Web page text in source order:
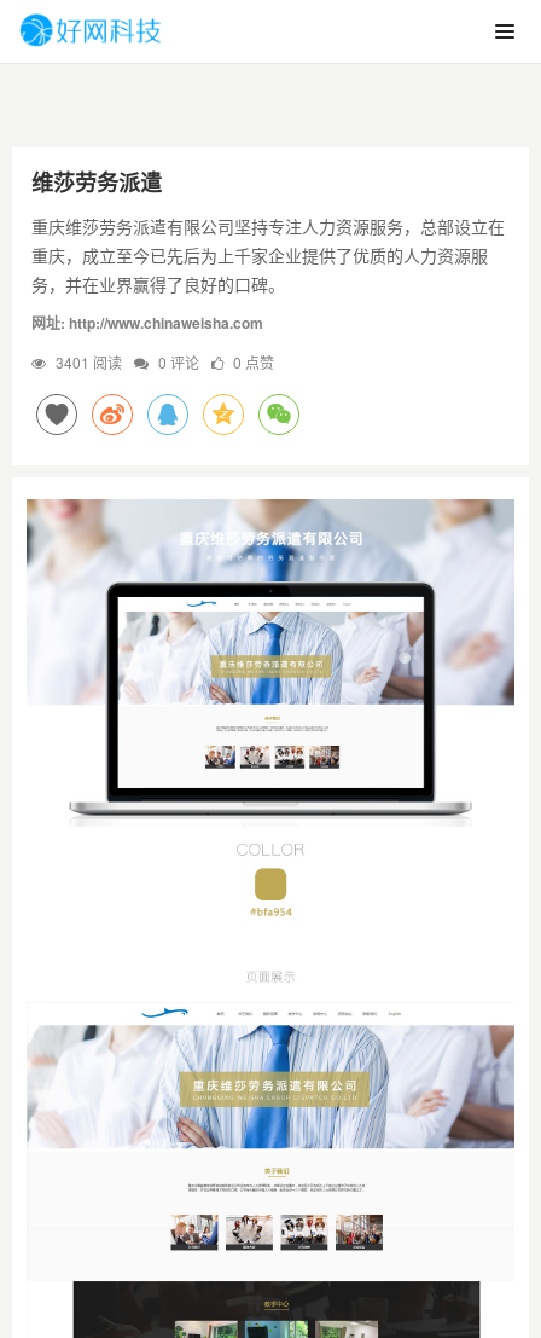
维莎劳务派遣
重庆维莎劳务派遣有限公司坚持专注人力资源服务，总部设立在
重庆，成立至今已先后为上千家企业提供了优质的人力资源服
务，并在业界赢得了良好的口碑。
网址: http://www.chinaweisha.com
3401 阅读 0 评论 0 点赞